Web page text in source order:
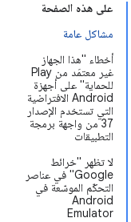
على هذه الصفحة
مشاكل عامة
أخطاء "هذا الجهاز
غير معتمَد من Play
للحماية" على أجهزة
Android الافتراضية
التي تستخدم الإصدار
37 من واجهة برمجة
التطبيقات
لا تظهر "خرائط
Google" في عناصر
التحكّم الموسّعة في
Android
Emulator